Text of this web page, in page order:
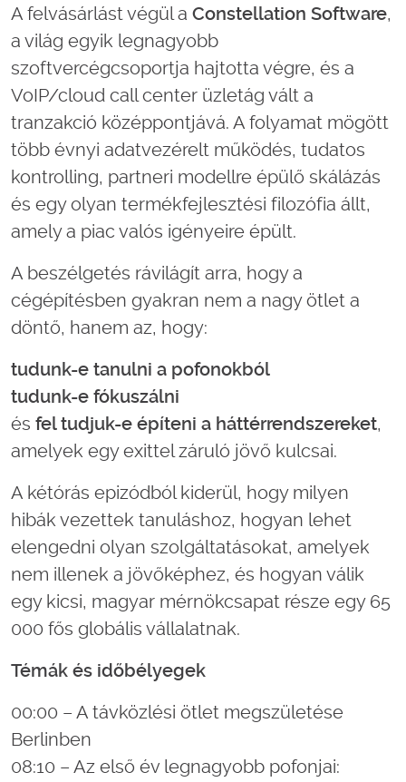
A felvásárlást végül a Constellation Software,
a világ egyik legnagyobb
szoftvercégcsoportja hajtotta végre, és a
VoIP/cloud call center üzletág vált a
tranzakció középpontjává. A folyamat mögött
több évnyi adatvezérelt működés, tudatos
kontrolling, partneri modellre épülő skálázás
és egy olyan termékfejlesztési filozófia állt,
amely a piac valós igényeire épült.
A beszélgetés rávilágít arra, hogy a
cégépítésben gyakran nem a nagy ötlet a
döntő, hanem az, hogy:
tudunk-e tanulni a pofonokból
tudunk-e fókuszálni
és fel tudjuk-e építeni a háttérrendszereket,
amelyek egy exittel záruló jövő kulcsai.
A kétórás epizódból kiderül, hogy milyen
hibák vezettek tanuláshoz, hogyan lehet
elengedni olyan szolgáltatásokat, amelyek
nem illenek a jövőképhez, és hogyan válik
egy kicsi, magyar mérnökcsapat része egy 65
000 fős globális vállalatnak.
Témák és időbélyegek
00:00 – A távközlési ötlet megszületése
Berlinben
08:10 – Az első év legnagyobb pofonjai: